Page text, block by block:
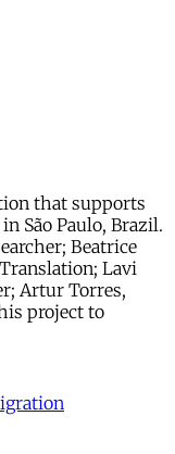
that supports
São Paulo, Brazil.
Beatrice
Lavi
Artur Torres,
project to